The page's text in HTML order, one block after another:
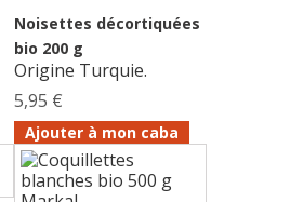
Noisettes décortiquées
bio 200 g
Origine Turquie.
5,95 €
Ajouter à mon caba